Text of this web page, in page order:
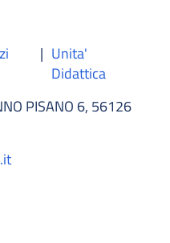
| Unita'
Didattica
PISANO 6, 56126